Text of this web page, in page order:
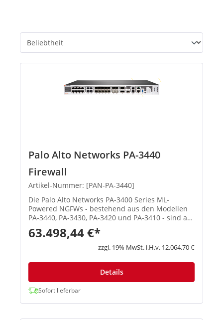
Palo Alto Networks PA-3440
Firewall
Artikel-Nummer: [PAN-PA-3440]
Die Palo Alto Networks PA-3400 Series ML-
Powered NGFWs - bestehend aus den Modellen
PA-3440, PA-3430, PA-3420 und PA-3410 - sind auf
High-Speed-Internet-Gateway-
Implementierungen ausgerichtet. Die Appliances
der PA-3400-Serie sichern den gesamten Da...
63.498,44 €*
zzgl. 19% MwSt. i.H.v. 12.064,70 €
Details
Sofort lieferbar